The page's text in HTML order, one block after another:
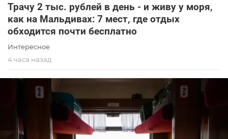
Трачу 2 тыс. рублей в день - и живу у моря,
как на Мальдивах: 7 мест, где отдых
обходится почти бесплатно
Интересное
4 часа назад